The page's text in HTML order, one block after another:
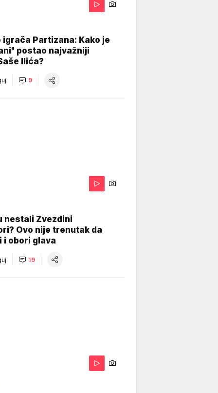
igrača Partizana: Kako je
postao najvažniji
Ilića?
9
nestali Zvezdini
Ovo nije trenutak da
i obori glava
19